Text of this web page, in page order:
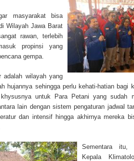
masyarakat bisa
Wilayah Jawa Barat
rawan, terlebih
propinsi yang
gempa.
adalah wilayah yang
hujannya sehingga perlu kehati-hatian bagi
untuk Para Petani yang sudah
lain dengan sistem pengaturan jadwal
dan intensif hingga akhirnya mereka
Sementara itu,
Kepala